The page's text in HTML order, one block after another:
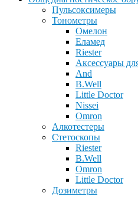
Пульсоксимеры
Тонометры
Омелон
Еламед
Riester
Аксессуары
And
B.Well
Little Doctor
Nissei
Omron
Алкотестеры
Стетоскопы
Riester
B.Well
Omron
Little Doctor
Дозиметры